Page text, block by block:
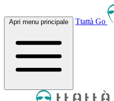
Apri menu principale Ttattà Go